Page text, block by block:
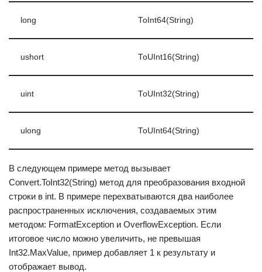
long ToInt64(String)
ushort ToUInt16(String)
uint ToUInt32(String)
ulong ToUInt64(String)
В следующем примере метод вызывает
Convert.ToInt32(String) метод для преобразования входной
строки в int. В примере перехватываются два наиболее
распространенных исключения, создаваемых этим
методом: FormatException и OverflowException. Если
итоговое число можно увеличить, не превышая
Int32.MaxValue, пример добавляет 1 к результату и
отображает вывод.